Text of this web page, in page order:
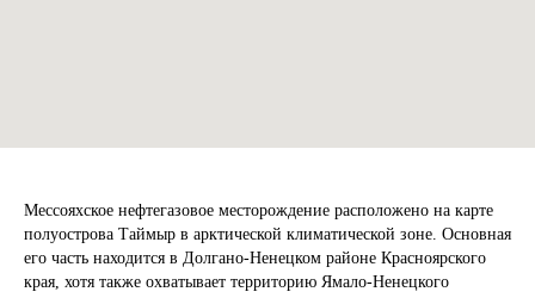
Мессояхское нефтегазовое месторождение расположено на карте
полуострова Таймыр в арктической климатической зоне. Основная
его часть находится в Долгано-Ненецком районе Красноярского
края, хотя также охватывает территорию Ямало-Ненецкого